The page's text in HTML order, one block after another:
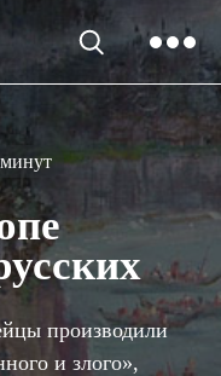
производили
и злого»,